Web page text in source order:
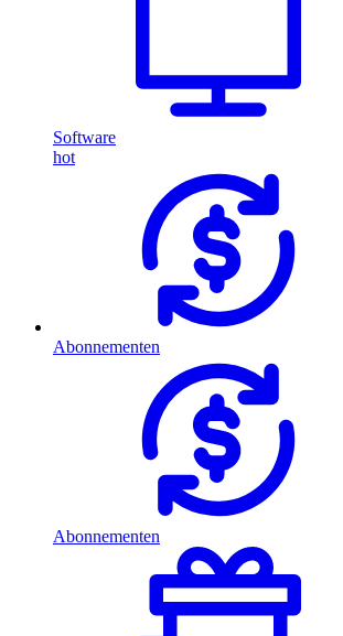
Software
hot
Abonnementen
Abonnementen